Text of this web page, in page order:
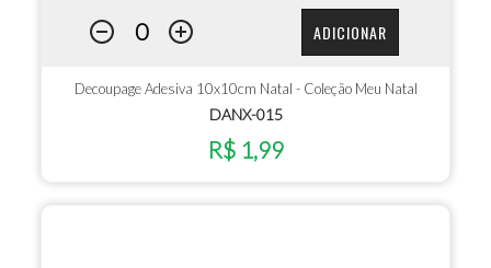
ADICIONAR
Decoupage Adesiva 10x10cm Natal - Coleção Meu Natal
DANX-015
R$ 1,99